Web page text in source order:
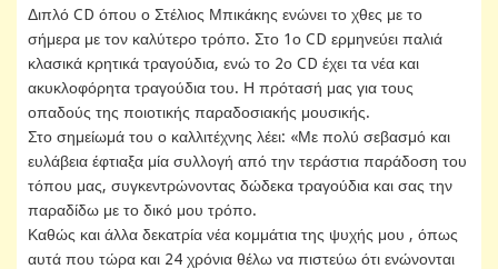
Διπλό CD όπου ο Στέλιος Μπικάκης ενώνει το χθες με το
σήμερα με τον καλύτερο τρόπο. Στο 1ο CD ερμηνεύει παλιά
κλασικά κρητικά τραγούδια, ενώ το 2ο CD έχει τα νέα και
ακυκλοφόρητα τραγούδια του. Η πρότασή μας για τους
οπαδούς της ποιοτικής παραδοσιακής μουσικής.
Στο σημείωμά του ο καλλιτέχνης λέει: «Με πολύ σεβασμό και
ευλάβεια έφτιαξα μία συλλογή από την τεράστια παράδοση του
τόπου μας, συγκεντρώνοντας δώδεκα τραγούδια και σας την
παραδίδω με το δικό μου τρόπο.
Καθώς και άλλα δεκατρία νέα κομμάτια της ψυχής μου , όπως
αυτά που τώρα και 24 χρόνια θέλω να πιστεύω ότι ενώνονται